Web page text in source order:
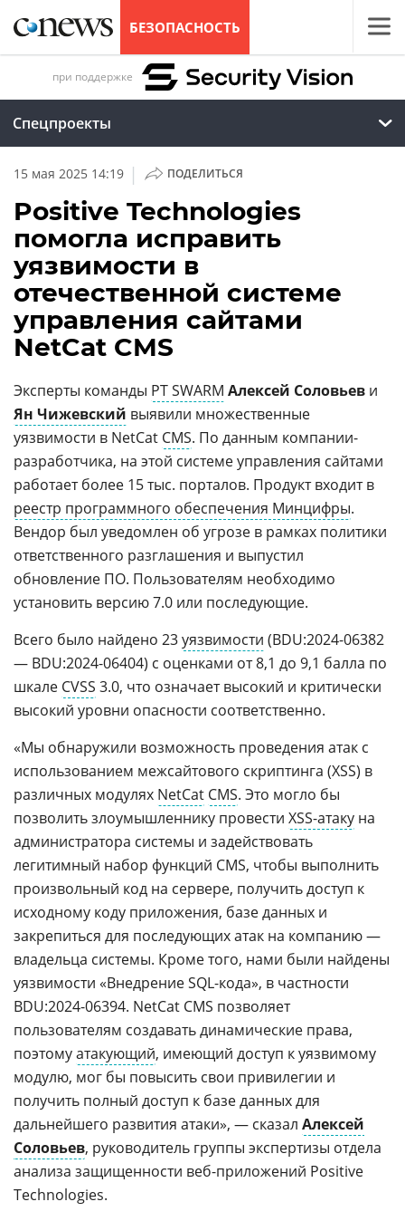
БЕЗОПАСНОСТЬ
при поддержке
Спецпроекты
15 мая 2025 14:19 | ПОДЕЛИТЬСЯ
Positive Technologies
помогла исправить
уязвимости в
отечественной системе
управления сайтами
NetCat CMS
Эксперты команды PT SWARM Алексей Соловьев и
Ян Чижевский выявили множественные
уязвимости в NetCat CMS. По данным компании-
разработчика, на этой системе управления сайтами
работает более 15 тыс. порталов. Продукт входит в
реестр программного обеспечения Минцифры.
Вендор был уведомлен об угрозе в рамках политики
ответственного разглашения и выпустил
обновление ПО. Пользователям необходимо
установить версию 7.0 или последующие.
Всего было найдено 23уязвимости (BDU:2024-06382
— BDU:2024-06404) с оценками от 8,1 до 9,1 балла по
шкале CVSS 3.0, что означает высокий и критически
высокий уровни опасности соответственно.
«Мы обнаружили возможность проведения атак с
использованием межсайтового скриптинга (XSS) в
различных модулях NetCat CMS. Это могло бы
позволить злоумышленнику провести XSS-атаку на
администратора системы и задействовать
легитимный набор функций CMS, чтобы выполнить
произвольный код на сервере, получить доступ к
исходному коду приложения, базе данных и
закрепиться для последующих атак на компанию —
владельца системы. Кроме того, нами были найдены
уязвимости «Внедрение SQL-кода», в частности
BDU:2024-06394. NetCat CMS позволяет
пользователям создавать динамические права,
поэтомуатакующий, имеющий доступ к уязвимому
модулю, мог бы повысить свои привилегии и
получить полный доступ к базе данных для
дальнейшего развития атаки», — сказал Алексей
Соловьев, руководитель группы экспертизы отдела
анализа защищенности веб-приложений Positive
Technologies.